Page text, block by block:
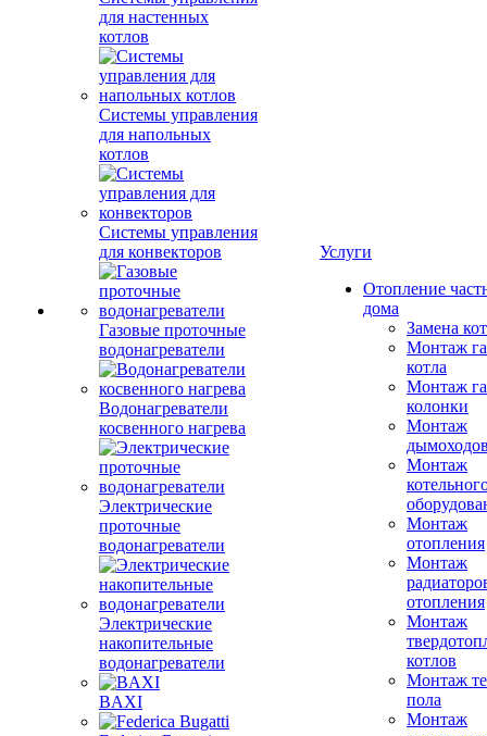
для настенных
котлов
Системы управления
для напольных
котлов
Системы управления
для конвекторов
Газовые проточные
водонагреватели
Водонагреватели
косвенного нагрева
Электрические
проточные
водонагреватели
Электрические
накопительные
водонагреватели
BAXI
Услуги
Отопление
дома
Замена
Монтаж
котла
Монтаж
колонки
Монтаж
Монтаж
Монтаж
отопления
Монтаж
отопления
Монтаж
котлов
Монтаж
пола
Монтаж